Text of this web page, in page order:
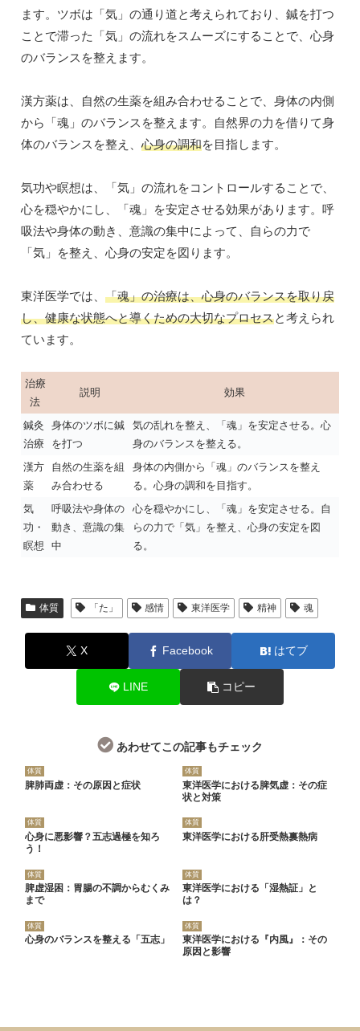
ます。ツボは「気」の通り道と考えられており、鍼を打つ
ことで滞った「気」の流れをスムーズにすることで、心身
のバランスを整えます。
漢方薬は、自然の生薬を組み合わせることで、身体の内側
から「魂」のバランスを整えます。自然界の力を借りて身
体のバランスを整え、 心身の調和を目指します。
気功や瞑想は、「気」の流れをコントロールすることで、
心を穏やかにし、「魂」を安定させる効果があります。呼
吸法や身体の動き、意識の集中によって、自らの力で
「気」を整え、心身の安定を図ります。
東洋医学では、 「魂」の治療は、心身のバランスを取り戻
し、健康な状態へと導くための大切なプロセスと考えられ
ています。
治療
法
説明 効果
鍼灸
治療
身体のツボに鍼
を打つ
気の乱れを整え、「魂」を安定させる。心
身のバランスを整える。
漢方
薬
自然の生薬を組
み合わせる
身体の内側から「魂」のバランスを整え
る。心身の調和を目指す。
気
功・
瞑想
呼吸法や身体の
動き、意識の集
中
心を穏やかにし、「魂」を安定させる。自
らの力で「気」を整え、心身の安定を図
る。
体質 「た」 感情 東洋医学 精神 魂
X Facebook はてブ
LINE コピー
あわせてこの記事もチェック
体質
脾肺両虚：その原因と症状
体質
東洋医学における脾気虚：その症
状と対策
体質
心身に悪影響？五志過極を知ろ
う！
体質
東洋医学における肝受熱裏熱病
体質
脾虚湿困：胃腸の不調からむくみ
まで
体質
東洋医学における「湿熱証」と
は？
体質
心身のバランスを整える「五志」
体質
東洋医学における『内風』：その
原因と影響